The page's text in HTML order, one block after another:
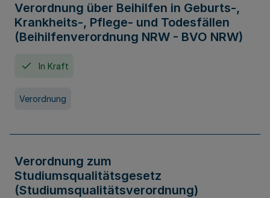
Verordnung über Beihilfen in Geburts-,
Krankheits-, Pflege- und Todesfällen
(Beihilfenverordnung NRW - BVO NRW)
In Kraft
Verordnung
Verordnung zum
Studiumsqualitätsgesetz
(Studiumsqualitätsverordnung)